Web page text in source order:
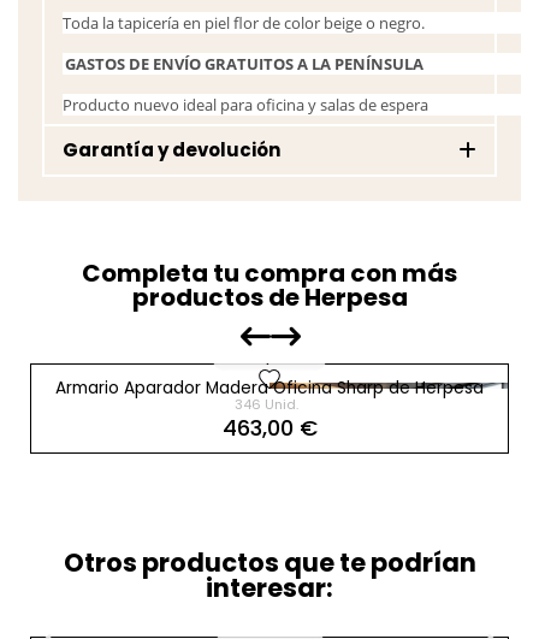
Toda la tapicería en piel flor de color beige o negro.
GASTOS DE ENVÍO GRATUITOS A LA PENÍNSULA
Producto nuevo ideal para oficina y salas de espera
Garantía y devolución
Completa tu compra con más
productos de Herpesa
Armario Aparador Madera Oficina Sharp de Herpesa
346 Unid.
463,00 €
favorite
Otros productos que te podrían
interesar:​